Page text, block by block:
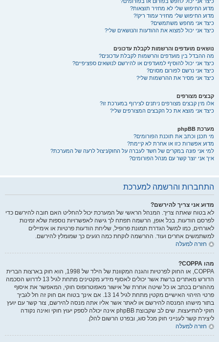
מדוע החיפוש שלי לא מחזיר תוצאות?
מדוע החיפוש שלי מחזיר עמוד ריק!?
כיצד אני מחפש משתמשים?
כיצד אני יכול למצוא את ההודעות והנושאים שלי?
נושאים מועדפים והרשמות לקבלת עדכונים
מה ההבדל בין מועדפים והרשמות לקבלת עדכונים?
כיצד אני יכול להוסיף למועדפים או להירשם לנושאים ספציפיים?
כיצד אני נרשם לפורום מסוים?
כיצד אני מסיר את ההרשמות שלי?
קבצים מצורפים
אלו מין קבצים מצורפים ניתנים לצירוף במערכת זו?
כיצד אני מוצא את כל הקבצים המצורפים שלי?
מערכת phpBB
מי תכנן וכתב את תוכנת הפורומים?
מדוע אפשרות כזו או אחרת לא קיימת?
למי אני פונה במקרים של חשד לעברה על החוק/ניצול לרעה של המערכת?
איך אני יוצר קשר עם מנהל הפורומים?
התחברות והרשמה למערכת
מדוע אני צריך להירשם?
לא בטוח שאתה צריך. המנהל הראשי של המערכת יכול להחליט האם חובה להירשם כדי
לפרסם הודעות. בכל אופן, הרשמה תפתח לך גישה לאפשרויות נוספות שלא זמינות
לאורחים, כמו למשל הגדרת תמונת פרופיל, שליחת הודעות פרטיות או אימיילים
למשתמשים אחרים ועוד. ההרשמה לוקחת כמה רגעים כך שמומלץ להירשם.
חזרה למעלה
מהו COPPA?
COPPA, או החוק לפרטיות והגנה המקוונת של הילד של 1998, הוא חוק בארצות הברית
הדורש מאתרים ברשת אשר יכולים לאסוף מידע מקטינים מתחת לגיל 13 לדרוש הסכמה
מההורים בכתב או כל שיטה אחרת של אישור מאפוטרופוס חוקי, המאפשר את איסוף
פרטי הזיהוי האישיים מקטין מתחת לגיל 14 13. אם אינך בטוח אם חוק זה חל לגביך
בתור מישהו המנסה להירשם או לאתר אשר אליו אתה מנסה להירשם, צור קשר עם יועץ
חוקי להתיעצות. שים לב שקבוצת phpBB אינה יכולה לספק יעוץ חוקי ואינה נקודה
ליצירת קשר לענייני חוק מכל סוג, ובפרט הרשום להלן.
חזרה למעלה